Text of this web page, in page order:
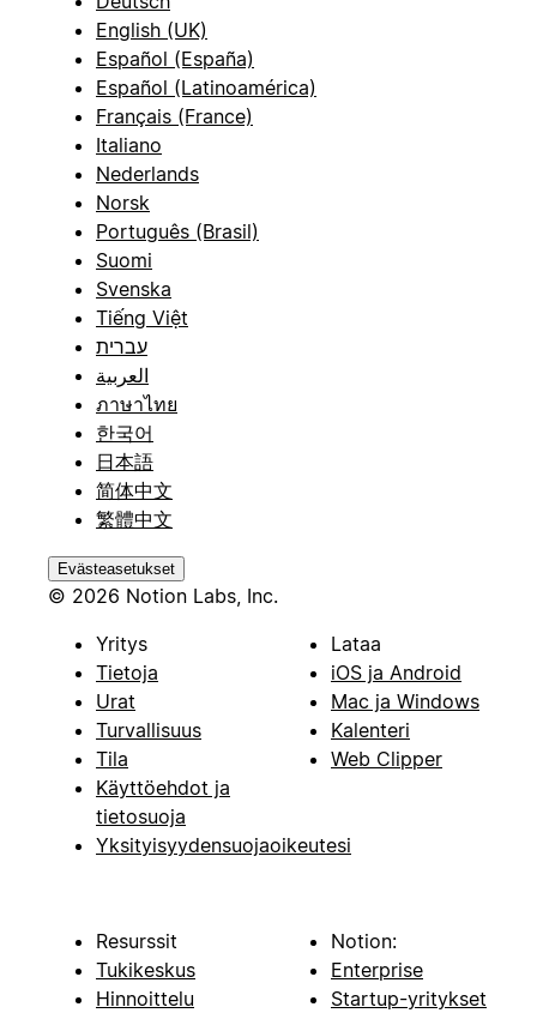
English (UK)
Español (España)
Español (Latinoamérica)
Français (France)
Italiano
Nederlands
Norsk
Português (Brasil)
Suomi
Svenska
Tiếng Việt
עברית
العربية
ภาษาไทย
한국어
日本語
简体中文
繁體中文
Evästeasetukset
© 2026 Notion Labs, Inc.
Yritys
Tietoja
Urat
Turvallisuus
Tila
Käyttöehdot ja
tietosuoja
Yksityisyydensuojaoikeutesi
Lataa
iOS ja Android
Mac ja Windows
Kalenteri
Web Clipper
Resurssit
Tukikeskus
Hinnoittelu
Notion:
Enterprise
Startup-yritykset